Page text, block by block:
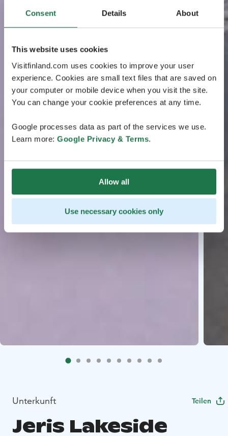
Consent Details About
This website uses cookies
Visitfinland.com uses cookies to improve your user
experience. Cookies are small text files that are saved on
your computer or mobile device when you visit the site.
You can change your cookie preferences at any time.
Google processes data as part of the services we use.
Learn more: Google Privacy & Terms.
Allow all
Use necessary cookies only
Unterkunft Teilen
Jeris Lakeside